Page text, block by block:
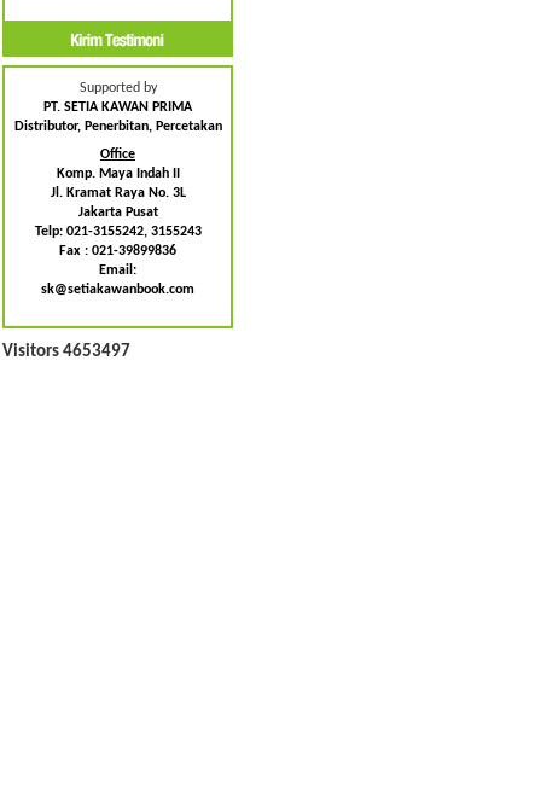
Supported by
PT. SETIA KAWAN PRIMA
Distributor, Penerbitan, Percetakan
Office
Komp. Maya Indah II
Jl. Kramat Raya No. 3L
Jakarta Pusat
Telp: 021-3155242, 3155243
Fax : 021-39899836
Email:
sk@setiakawanbook.com
Visitors 4653497